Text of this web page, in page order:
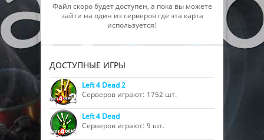
Файл скоро будет доступен, а пока вы можете
зайти на один из серверов где эта карта
используется!
ДОСТУПНЫЕ ИГРЫ
Left 4 Dead 2
Серверов играют: 1752 шт.
Left 4 Dead
Серверов играют: 9 шт.